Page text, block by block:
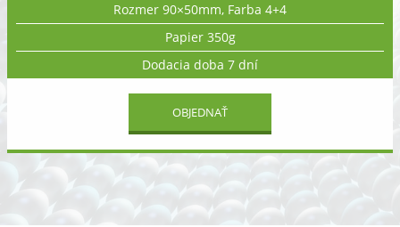
Rozmer 90×50mm, Farba 4+4
Papier 350g
Dodacia doba 7 dní
OBJEDNAŤ